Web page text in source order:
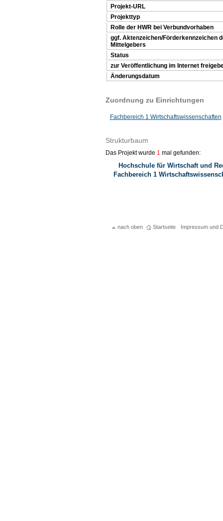
Projekt-URL
Projekttyp
Rolle der HWR bei Verbundvorhaben
ggf. Aktenzeichen/Förderkennzeichen
Mittelgebers
Status
zur Veröffentlichung im Internet
Änderungsdatum
Zuordnung zu Einrichtungen
Fachbereich 1 Wirtschaftswissenschaften
Strukturbaum
Das Projekt wurde 1 mal gefunden:
Hochschule für Wirtschaft und
Fachbereich 1
nach oben Startseite Impressum und